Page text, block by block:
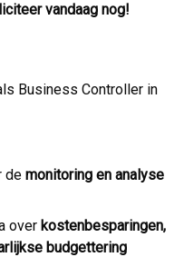
vandaag nog!
Business Controller in
de monitoring en analyse
over kostenbesparingen,
budgettering